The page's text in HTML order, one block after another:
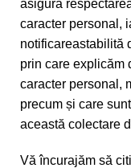
asigura
caracter personal,
notificareastabilită
prin care explicăm
caracter personal,
precum și care
această colectare
Vă încurajăm să